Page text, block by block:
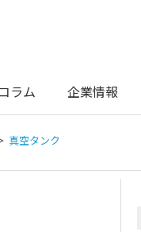
ラム 企業情報
真空タンク